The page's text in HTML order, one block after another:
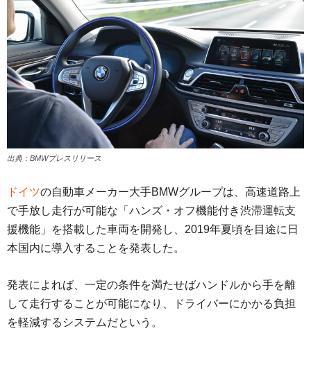
出典：BMWプレスリリース
ドイツの自動車メーカー大手BMWグループは、高速道路上
で手放し走行が可能な「ハンズ・オフ機能付き渋滞運転支
援機能」を搭載した車両を開発し、2019年夏頃を目途に日
本国内に導入することを発表した。
発表によれば、一定の条件を満たせばハンドルから手を離
して走行することが可能になり、ドライバーにかかる負担
を軽減するシステムだという。